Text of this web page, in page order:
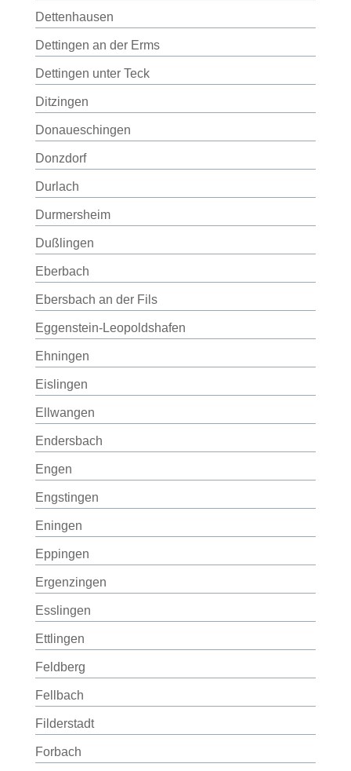
Dettenhausen
Dettingen an der Erms
Dettingen unter Teck
Ditzingen
Donaueschingen
Donzdorf
Durlach
Durmersheim
Dußlingen
Eberbach
Ebersbach an der Fils
Eggenstein-Leopoldshafen
Ehningen
Eislingen
Ellwangen
Endersbach
Engen
Engstingen
Eningen
Eppingen
Ergenzingen
Esslingen
Ettlingen
Feldberg
Fellbach
Filderstadt
Forbach